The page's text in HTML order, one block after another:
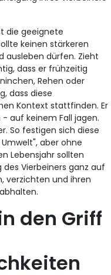
die geeignete
keinen stärkeren
ausleben dürfen. Zieht
dass er frühzeitig
Rehen oder
dass diese
Kontext stattfinden. Er
auf keinem Fall jagen.
So festigen sich diese
aber ohne
Lebensjahr sollten
Vierbeiners ganz auf
verzichten und ihren
den Griff